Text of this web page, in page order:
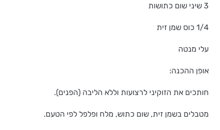
3 שיני שום כתושות
1/4 כוס שמן זית
עלי מנטה
אופן ההכנה:
חותכים את הזוקיני לרצועות וללא הליבה (הפנים).
מטבלים בשמן זית, שום כתוש, מלח ופלפל לפי הטעם.